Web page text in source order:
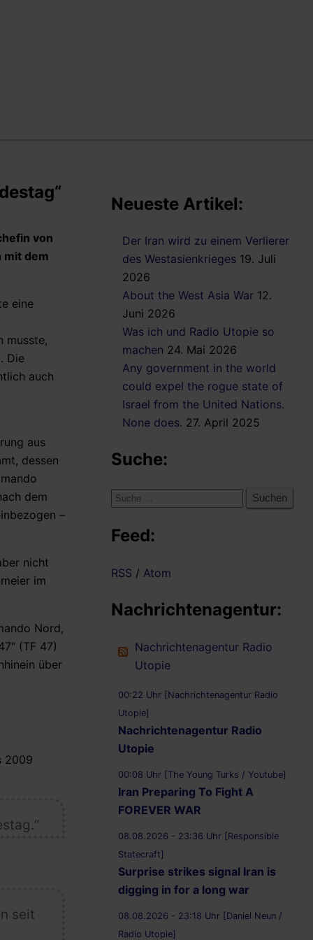
von
mit dem
eine
musste,
Die
auch
aus
dessen
dem
–
nicht
im
Nord,
(TF 47)
über
2009
seit
Neueste Artikel:
Der Iran wird zu einem Verlierer
des Westasienkrieges 19. Juli
2026
About the West Asia War 12.
Juni 2026
Was ich und Radio Utopie so
machen 24. Mai 2026
Any government in the world
could expel the rogue state of
Israel from the United Nations.
None does. 27. April 2025
Suche:
Suche
Feed:
RSS / Atom
Nachrichtenagentur:
Nachrichtenagentur Radio
Utopie
00:22 Uhr [Nachrichtenagentur Radio
Utopie]
Nachrichtenagentur Radio
Utopie
00:08 Uhr [The Young Turks / Youtube]
Iran Preparing To Fight A
FOREVER WAR
08.08.2026 - 23:36 Uhr [Responsible
Statecraft]
Surprise strikes signal Iran is
digging in for a long war
08.08.2026 - 23:18 Uhr [Daniel Neun /
Radio Utopie]